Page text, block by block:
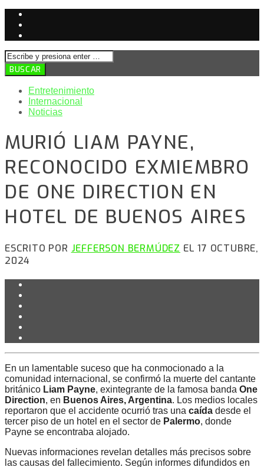
Entretenimiento
Internacional
Noticias
MURIÓ LIAM PAYNE,
RECONOCIDO EXMIEMBRO
DE ONE DIRECTION EN
HOTEL DE BUENOS AIRES
ESCRITO POR JEFFERSON BERMÚDEZ EL 17 OCTUBRE,
2024
En un lamentable suceso que ha conmocionado a la
comunidad internacional, se confirmó la muerte del cantante
británico Liam Payne, exintegrante de la famosa banda One
Direction, en Buenos Aires, Argentina. Los medios locales
reportaron que el accidente ocurrió tras una caída desde el
tercer piso de un hotel en el sector de Palermo, donde
Payne se encontraba alojado.
Nuevas informaciones revelan detalles más precisos sobre
las causas del fallecimiento. Según informes difundidos en